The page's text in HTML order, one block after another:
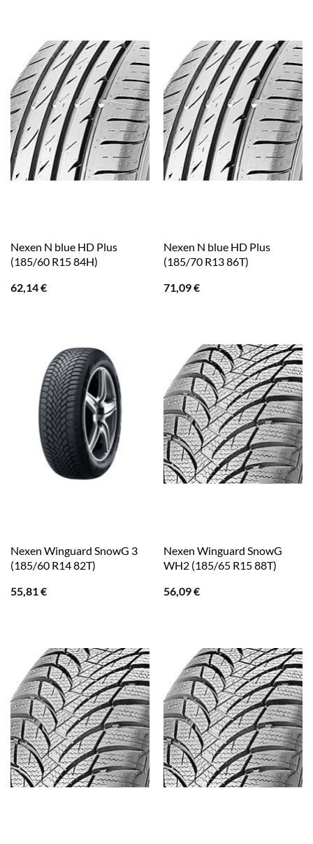
Nexen N blue HD Plus
(185/60 R15 84H)
62,14€
Nexen N blue HD Plus
(185/70 R13 86T)
71,09€
Nexen Winguard SnowG 3
(185/60 R14 82T)
55,81€
Nexen Winguard SnowG
WH2 (185/65 R15 88T)
56,09€